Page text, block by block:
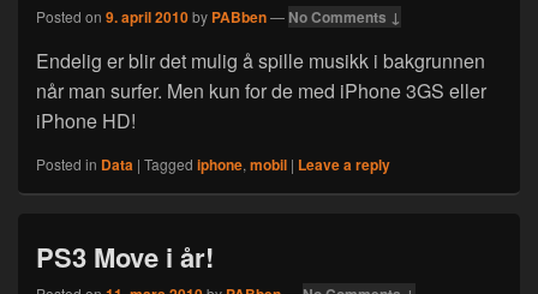
Posted on 9. april 2010by PABben— No Comments ↓
Endelig er blir det mulig å spille musikk i bakgrunnen
når man surfer. Men kun for de med iPhone 3GS eller
iPhone HD!
Posted in Data | Tagged iphone, mobil | Leave a reply
PS3 Move i år!